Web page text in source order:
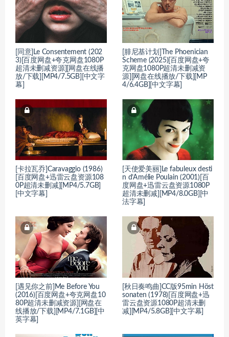
[同意]Le Consentement (202
3)[百度网盘+夸克网盘1080P
超清未删减资源][网盘在线播
放/下载][MP4/7.5GB][中文字
幕]
[腓尼基计划]The Phoenician
Scheme (2025)[百度网盘+夸
克网盘1080P超清未删减资
源][网盘在线播放/下载][MP
4/6.4GB][中文字幕]
[卡拉瓦乔]Caravaggio (1986)
[百度网盘+迅雷云盘资源108
0P超清未删减][MP4/5.7GB]
[中文字幕]
[天使爱美丽]Le fabuleux desti
n d’Amélie Poulain (2001)[百
度网盘+迅雷云盘资源1080P
超清未删减][MP4/8.0GB][中
法字幕]
[遇见你之前]Me Before You
(2016)[百度网盘+夸克网盘10
80P超清未删减资源][网盘在
线播放/下载][MP4/7.1GB][中
英字幕]
[秋日奏鸣曲]CC版95min Höst
sonaten (1978)[百度网盘+迅
雷云盘资源1080P超清未删
减][MP4/5.8GB][中文字幕]